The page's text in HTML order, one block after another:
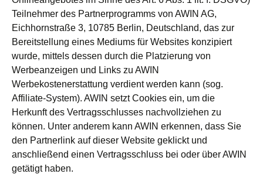
Teilnehmer des Partnerprogramms von AWIN AG,
Eichhornstraße 3, 10785 Berlin, Deutschland, das zur
Bereitstellung eines Mediums für Websites konzipiert
wurde, mittels dessen durch die Platzierung von
Werbeanzeigen und Links zu AWIN
Werbekostenerstattung verdient werden kann (sog.
Affiliate-System). AWIN setzt Cookies ein, um die
Herkunft des Vertragsschlusses nachvollziehen zu
können. Unter anderem kann AWIN erkennen, dass Sie
den Partnerlink auf dieser Website geklickt und
anschließend einen Vertragsschluss bei oder über AWIN
getätigt haben.